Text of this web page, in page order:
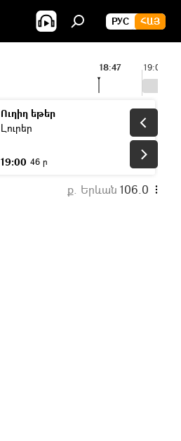
РУС ՀԱՅ
19:00
18:47
Ուղիղ եթեր
Լուրեր
19:00 46 ր
ք. Երևան 106.0